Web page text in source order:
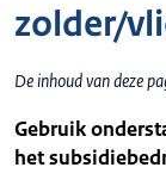
zolder/
De inhoud van deze
Gebruik
het